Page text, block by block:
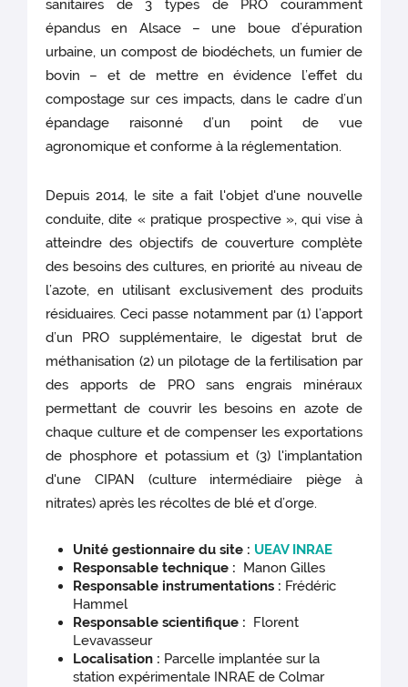
sanitaires de 3 types de PRO couramment
épandus en Alsace – une boue d’épuration
urbaine, un compost de biodéchets, un fumier de
bovin – et de mettre en évidence l’effet du
compostage sur ces impacts, dans le cadre d’un
épandage raisonné d’un point de vue
agronomique et conforme à la réglementation.
Depuis 2014, le site a fait l'objet d'une nouvelle
conduite, dite « pratique prospective », qui vise à
atteindre des objectifs de couverture complète
des besoins des cultures, en priorité au niveau de
l’azote, en utilisant exclusivement des produits
résiduaires. Ceci passe notamment par (1) l’apport
d’un PRO supplémentaire, le digestat brut de
méthanisation (2) un pilotage de la fertilisation par
des apports de PRO sans engrais minéraux
permettant de couvrir les besoins en azote de
chaque culture et de compenser les exportations
de phosphore et potassium et (3) l'implantation
d'une CIPAN (culture intermédiaire piège à
nitrates) après les récoltes de blé et d’orge.
Unité gestionnaire du site : UEAV INRAE
Responsable technique : Manon Gilles
Responsable instrumentations : Frédéric
Hammel
Responsable scientifique : Florent
Levavasseur
Localisation : Parcelle implantée sur la
station expérimentale INRAE de Colmar